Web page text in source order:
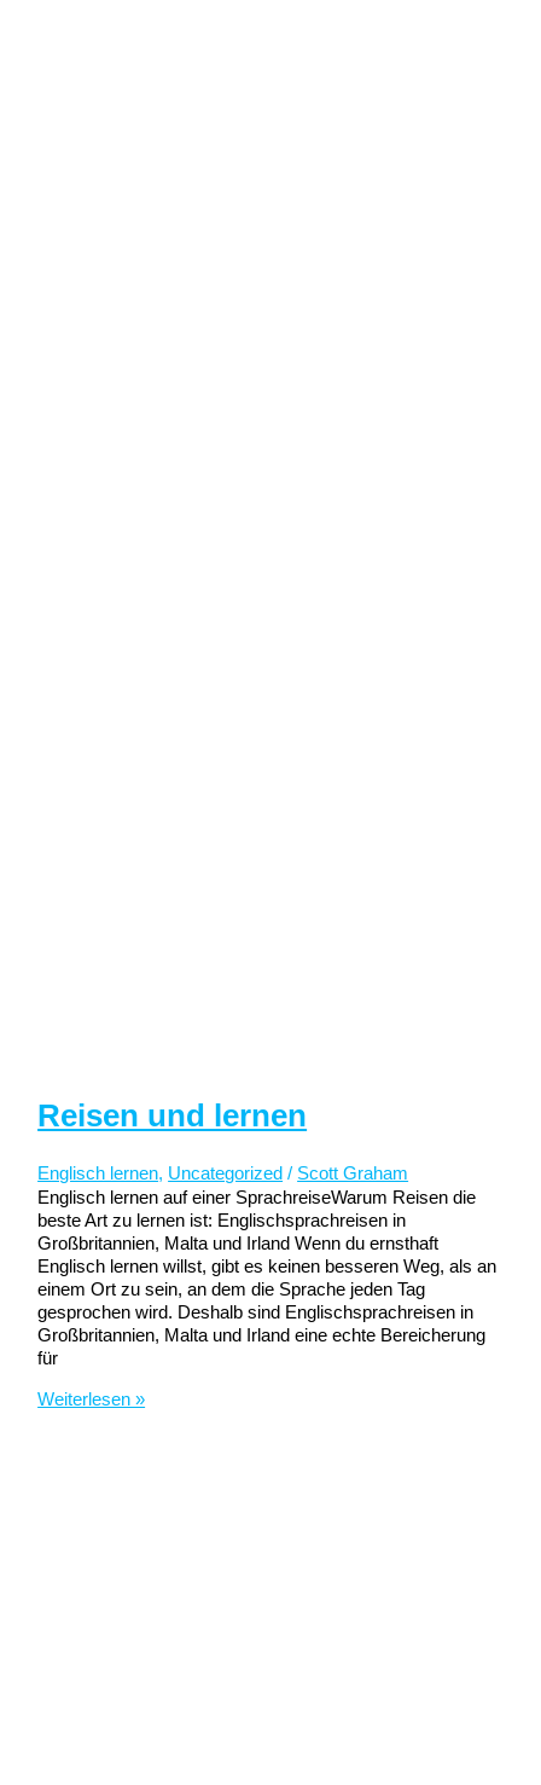
Reisen und lernen
Englisch lernen, Uncategorized / Scott Graham
Englisch lernen auf einer SprachreiseWarum Reisen die
beste Art zu lernen ist: Englischsprachreisen in
Großbritannien, Malta und Irland Wenn du ernsthaft
Englisch lernen willst, gibt es keinen besseren Weg, als an
einem Ort zu sein, an dem die Sprache jeden Tag
gesprochen wird. Deshalb sind Englischsprachreisen in
Großbritannien, Malta und Irland eine echte Bereicherung
für
Reisen
Weiterlesen »